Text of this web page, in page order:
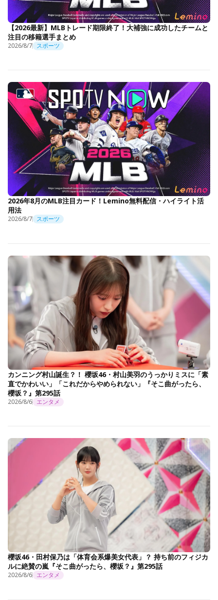
【2026最新】MLBトレード期限終了！大補強に成功したチームと
注目の移籍選手まとめ
2026/8/7 スポーツ
2026年8月のMLB注目カード！Lemino無料配信・ハイライト活
用法
2026/8/7 スポーツ
カンニング村山誕生？！ 櫻坂46・村山美羽のうっかりミスに「素
直でかわいい」「これだからやめられない」『そこ曲がったら、
櫻坂？』第295話
2026/8/6 エンタメ
櫻坂46・田村保乃は「体育会系爆美女代表」？ 持ち前のフィジカ
ルに絶賛の嵐『そこ曲がったら、櫻坂？』第295話
2026/8/6 エンタメ